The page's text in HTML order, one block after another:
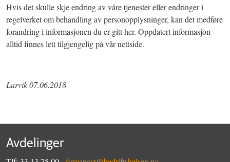
Hvis det skulle skje endring av våre tjenester eller endringer i
regelverket om behandling av personopplysninger, kan det medføre
forandring i informasjonen du er gitt her. Oppdatert informasjon
alltid finnes lett tilgjengelig på vår nettside.
Larvik 07.06.2018
Avdelinger